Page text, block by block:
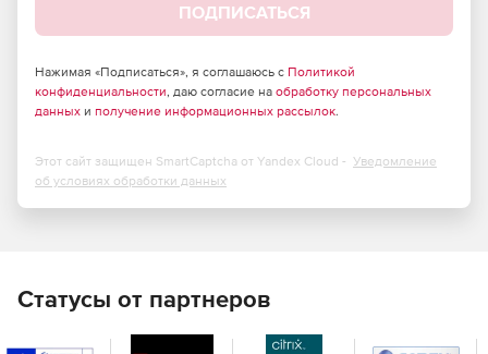
ПОДПИСАТЬСЯ
Нажимая «Подписаться», я соглашаюсь с Политикой
конфиденциальности, даю согласие на обработку персональных
данных и получение информационных рассылок.
Этот сайт защищен SmartCaptcha от Yandex Cloud - Уведомление
об условиях обработки данных
Статусы от партнеров